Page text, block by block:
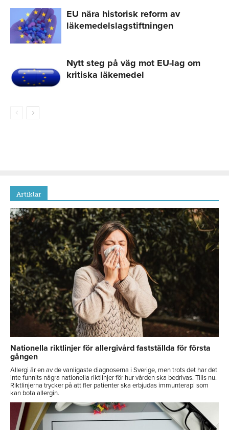
EU nära historisk reform av
läkemedelslagstiftningen
Nytt steg på väg mot EU-lag om
kritiska läkemedel
Artiklar
Nationella riktlinjer för allergivård fastställda för första
gången
Allergi är en av de vanligaste diagnoserna i Sverige, men trots det har det
inte funnits några nationella riktlinjer för hur vården ska bedrivas. Tills nu.
Riktlinjerna trycker på att fler patienter ska erbjudas immunterapi som
kan bota allergin.